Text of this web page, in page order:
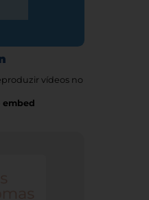
vídeos no
embed